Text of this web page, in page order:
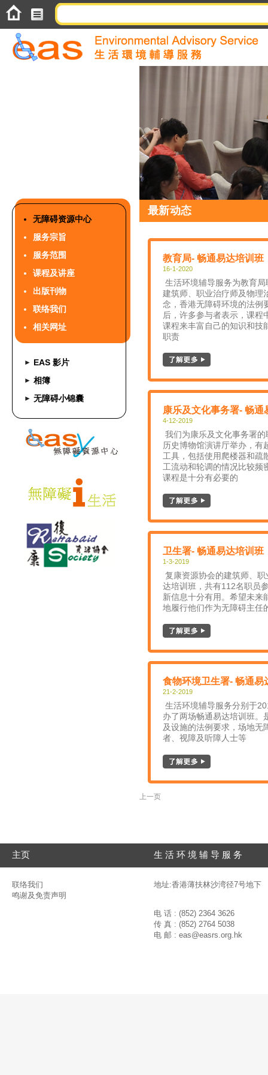
无障碍资源中心
服务宗旨
服务范围
课程及讲座
出版刊物
联络我们
相关网址
► EAS 影片
► 相簿
► 无障碍小锦囊
最新动态
教育局- 畅通易达培训班
16-1-2020
生活环境辅导服务为教育
建筑师、职业治疗师及物理
念，香港无障碍环境的法例
后，许多参与者表示，课程
课程来丰富自己的知识和技
职责
康乐及文化事务署- 畅通
4-12-2019
我们为康乐及文化事务署
历史博物馆演讲厅举办，有
工具，包括使用爬楼器和疏
工流动和轮调的情况比较频
课程是十分有必要的
卫生署- 畅通易达培训班
1-3-2019
复康资源协会的建筑师、
达培训班，共有112名职员
新信息十分有用。希望未来
地履行他们作为无障碍主任
食物环境卫生署- 畅通易
21-2-2019
生活环境辅导服务分别于
办了两场畅通易达培训班。
及设施的法例要求，场地无
者、视障及听障人士等
上一页
主页 生 活 环 境 辅 导 服 务
联络我们
鸣谢及免责声明
地址:香港薄扶林沙湾径7号地下
电 话 : (852) 2364 3626
传 真 : (852) 2764 5038
电 邮 : eas@easrs.org.hk